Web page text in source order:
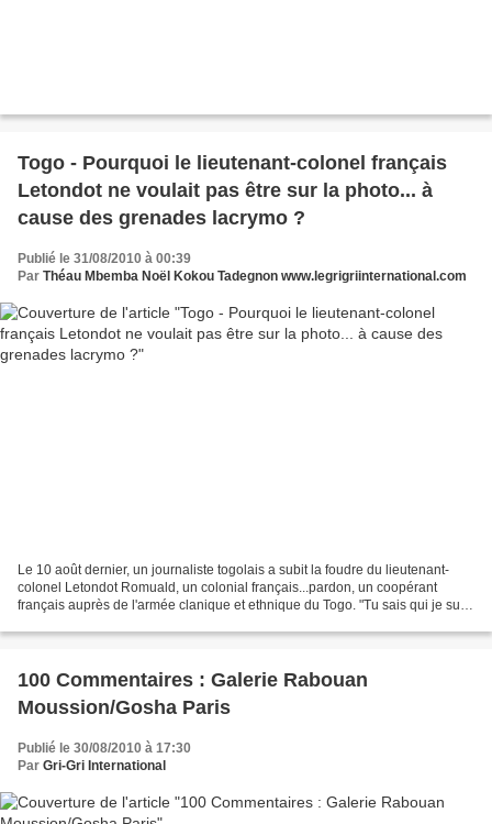
Togo - Pourquoi le lieutenant-colonel français
Letondot ne voulait pas être sur la photo... à
cause des grenades lacrymo ?
Publié le 31/08/2010 à 00:39
Par Théau Mbemba Noël Kokou Tadegnon www.legrigriinternational.com
Le 10 août dernier, un journaliste togolais a subit la foudre du lieutenant-
colonel Letondot Romuald, un colonial français...pardon, un coopérant
français auprès de l'armée clanique et ethnique du Togo. "Tu sais qui je suis
100 Commentaires : Galerie Rabouan
Moussion/Gosha Paris
Publié le 30/08/2010 à 17:30
Par Gri-Gri International